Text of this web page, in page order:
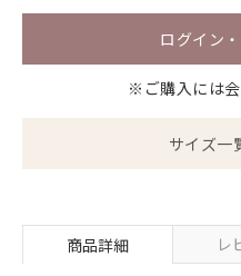
ログイン
※ご購入には
サイズ一
商品詳細 レ